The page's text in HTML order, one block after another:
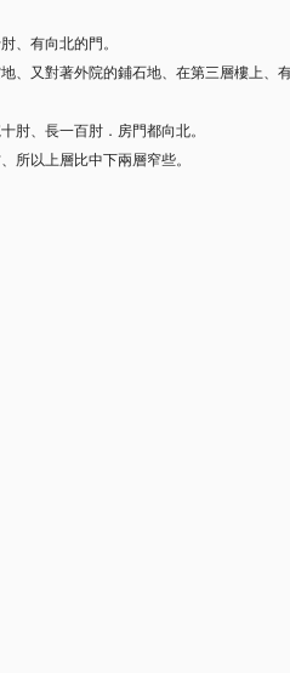
、有向北的門。
、又對著外院的鋪石地、在第三層樓上、
肘、長一百肘．房門都向北。
所以上層比中下兩層窄些。